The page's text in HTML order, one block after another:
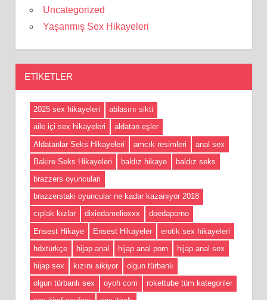
Uncategorized
Yaşanmış Sex Hikayeleri
ETIKETLER
2025 sex hikayeleri
ablasını sikti
aile içi sex hikayeleri
aldatan eşler
Aldatanlar Seks Hikayeleri
amcık resimleri
anal sex
Bakire Seks Hikayeleri
baldız hikaye
baldız seks
brazzers oyunculari
brazzerstaki oyuncular ne kadar kazanıyor 2018
cıplak kızlar
dixiedamelioxxx
doedaporno
Ensest Hikaye
Ensest Hikayeler
erotik sex hikayeleri
hdxtürkçe
hijap anal hijap anal porn
hijap anal sex
hijap sex
kızını sikiyor
olgun türbanlı
olgun türbanlı sex
oyoh com
rokettube tüm kategoriler